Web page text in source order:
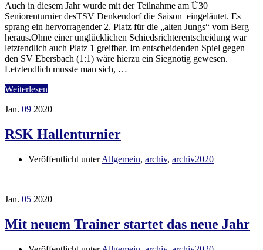
Auch in diesem Jahr wurde mit der Teilnahme am Ü30
Seniorenturnier desTSV Denkendorf die Saison eingeläutet. Es
sprang ein hervorragender 2. Platz für die „alten Jungs“ vom Berg
heraus.Ohne einer unglücklichen Schiedsrichterentscheidung war
letztendlich auch Platz 1 greifbar. Im entscheidenden Spiel gegen
den SV Ebersbach (1:1) wäre hierzu ein Siegnötig gewesen.
Letztendlich musste man sich, …
Weiterlesen
Jan. 09 2020
RSK Hallenturnier
Veröffentlicht unterAllgemein, archiv, archiv2020
Jan. 05 2020
Mit neuem Trainer startet das neue Jahr